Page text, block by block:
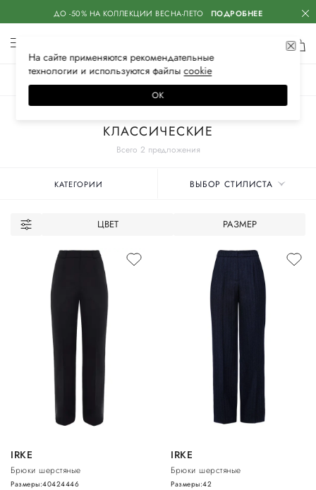
ДО -50% НА КОЛЛЕКЦИИ ВЕСНА-ЛЕТО ПОДРОБНЕЕ
Всего 2 предложения
КЛАССИЧЕСКИЕ
КАТЕГОРИИ ВЫБОР СТИЛИСТА
ЦВЕТ РАЗМЕР
IRKE
Брюки шерстяные
Размеры:40424446
IRKE
Брюки шерстяные
Размеры:42
На сайте применяются рекомендательные
технологии и используются файлысооkiе
ОК